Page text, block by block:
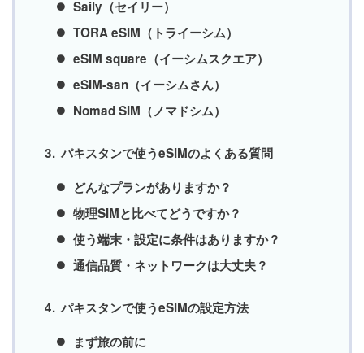
Saily（セイリー）
TORA eSIM（トライーシム）
eSIM square（イーシムスクエア）
eSIM-san（イーシムさん）
Nomad SIM（ノマドシム）
パキスタンで使うeSIMのよくある質問
どんなプランがありますか？
物理SIMと比べてどうですか？
使う端末・設定に条件はありますか？
通信品質・ネットワークは大丈夫？
パキスタンで使うeSIMの設定方法
まず旅の前に